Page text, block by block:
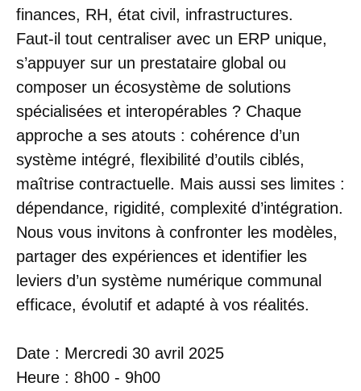
finances, RH, état civil, infrastructures.
Faut-il tout centraliser avec un ERP unique,
s’appuyer sur un prestataire global ou
composer un écosystème de solutions
spécialisées et interopérables ? Chaque
approche a ses atouts : cohérence d’un
système intégré, flexibilité d’outils ciblés,
maîtrise contractuelle. Mais aussi ses limites :
dépendance, rigidité, complexité d’intégration.
Nous vous invitons à confronter les modèles,
partager des expériences et identifier les
leviers d’un système numérique communal
efficace, évolutif et adapté à vos réalités.
Date : Mercredi 30 avril 2025
Heure : 8h00 - 9h00